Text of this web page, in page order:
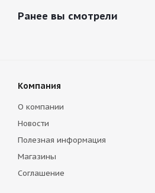
Ранее вы смотрели
Компания
О компании
Новости
Полезная информация
Магазины
Соглашение